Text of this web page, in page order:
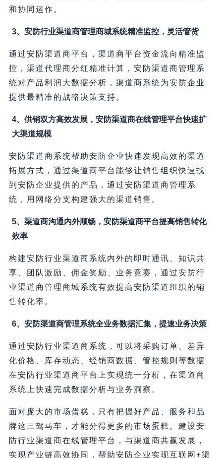
和协同运作。
3、安防行业渠道商管理商城系统精准监控，灵活管货
通过安防渠道商平台，渠道商平台资金流向精准监
控，渠道代理商分红精准计算，安防渠道商管理系
统对产品利润大数据分析，渠道商系统为安防企业
提供最精准的战略决策支持。
4、供销双方高效发展，安防渠道商在线管理平台快速扩
大渠道规模
安防渠道商系统帮助安防企业快速发现高效的渠道
拓展方式，通过渠道商平台能够让销售组织快速找
到安防企业提供的产品，通过安防渠道商管理系
统，用网络分支构建强大的渠道销售。
5、渠道商沟通内外顺畅，安防渠道商平台提高销售转化
效率
构建安防行业渠道商系统内外的即时通讯、知识共
享、团队激励、佣金奖励、业务竞赛，通过安防行
业渠道商管理商城系统有效提高安防渠道组织的销
售转化率。
6、安防渠道商管理系统全业务数据汇集，提速业务决策
通过安防行业渠道商系统，可以将采购订单、差异
化价格、库存动态、经销商数据、管控规则等数据
在安防行业渠道商平台上实现统一分析，在渠道商
系统上快速完成数据分析与业务洞察。
面对庞大的市场蛋糕，只有把握好产品、服务和品
牌这三驾马车，才能分得更多的市场蛋糕。建设安
防行业渠道商在线管理平台，与渠道商共赢发展，
实现产业链高效协同，帮助安防企业实现互联网+渠